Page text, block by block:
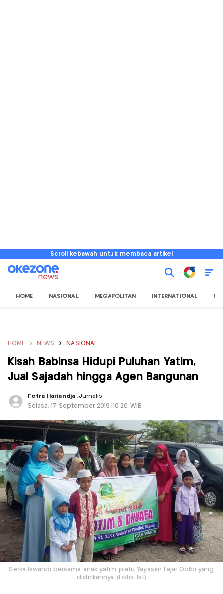
Scroll kebawah untuk membaca artikel
HOME NASIONAL MEGAPOLITAN INTERNATIONAL
HOME NEWS NASIONAL
Kisah Babinsa Hidupi Puluhan Yatim,
Jual Sajadah hingga Agen Bangunan
Fetra Hariandja ,Jurnalis
Selasa, 17 September 2019 |10:20 WIB
Serka Iswandi bersama anak yatim-piatu Yayasan Fajar Qolbi yang
didirikannya. (Foto: Ist)